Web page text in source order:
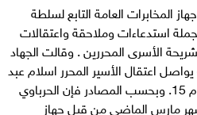
المخابرات العامة التابع لسلطة
استدعاءات وملاحقة واعتقالات
الأسرى المحررين . وقالت الجهاد
اعتقال الأسير المحرر اسلام عبد
اللطيف الحرباوي "21" عام لليوم 15. وبحسب المصادر فإن الحرباوي
في الـ18 من شهر مارس الماضي من قبل جهاز